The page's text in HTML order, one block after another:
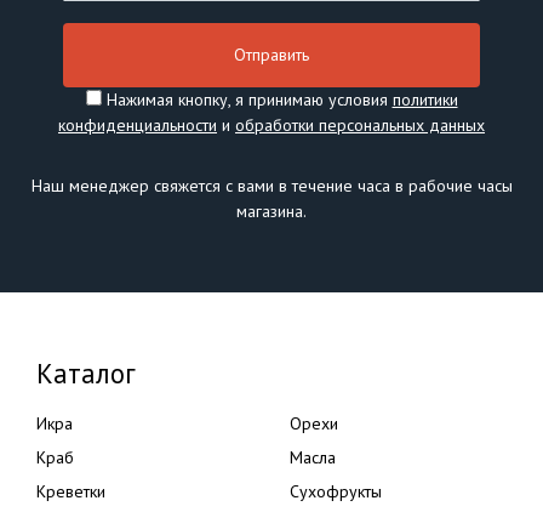
Нажимая кнопку, я принимаю условия политики
конфиденциальности и обработки персональных данных
Наш менеджер свяжется с вами в течение часа в рабочие часы
магазина.
Каталог
Икра
Краб
Креветки
Орехи
Масла
Сухофрукты